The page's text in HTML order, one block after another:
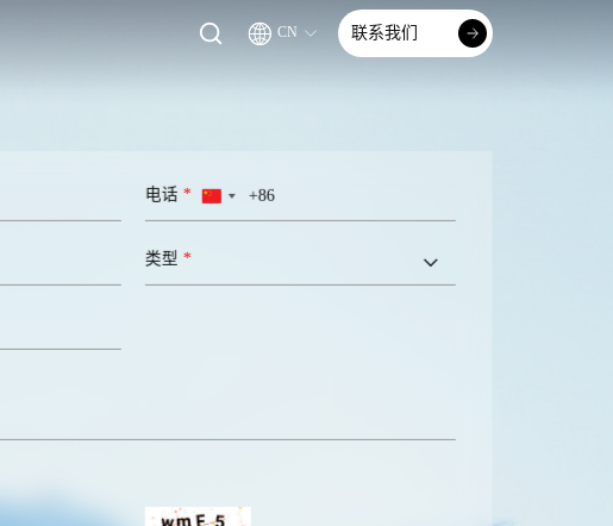
CN 联系我们
电话 *
China
类型 *